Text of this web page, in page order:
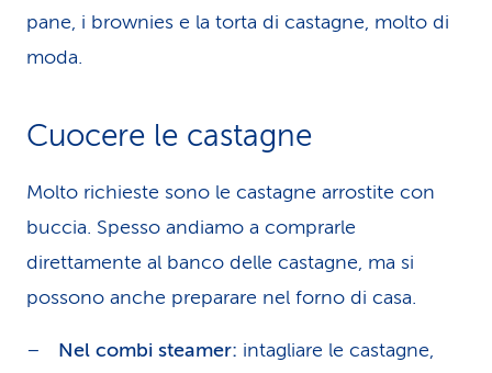
pane, i brownies e la torta di castagne, molto di
moda.
Cuocere le castagne
Molto richieste sono le castagne arrostite con
buccia. Spesso andiamo a comprarle
direttamente al banco delle castagne, ma si
possono anche preparare nel forno di casa.
Nel combi steamer: intagliare le castagne,